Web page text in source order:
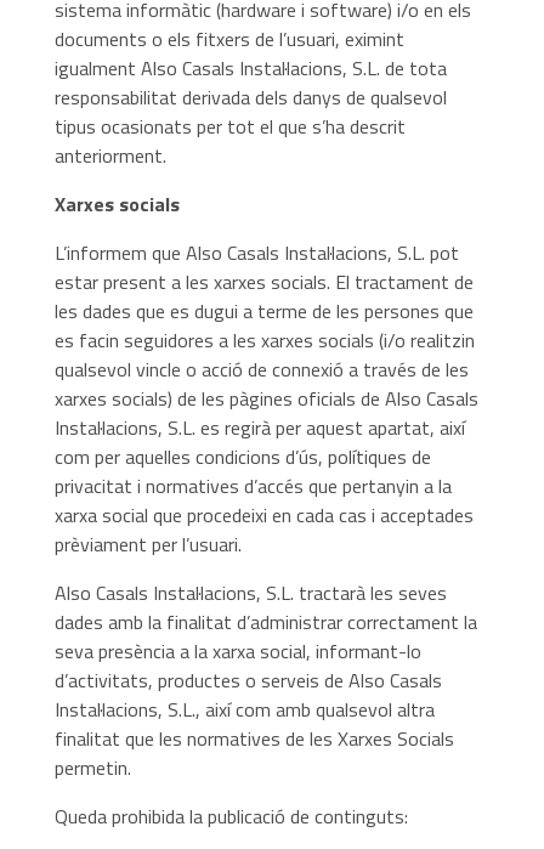
sistema informàtic (hardware i software) i/o en els
documents o els fitxers de l’usuari, eximint
igualment Also Casals Instal·lacions, S.L. de tota
responsabilitat derivada dels danys de qualsevol
tipus ocasionats per tot el que s’ha descrit
anteriorment.
Xarxes socials
L’informem que Also Casals Instal·lacions, S.L. pot
estar present a les xarxes socials. El tractament de
les dades que es dugui a terme de les persones que
es facin seguidores a les xarxes socials (i/o realitzin
qualsevol vincle o acció de connexió a través de les
xarxes socials) de les pàgines oficials de Also Casals
Instal·lacions, S.L. es regirà per aquest apartat, així
com per aquelles condicions d’ús, polítiques de
privacitat i normatives d’accés que pertanyin a la
xarxa social que procedeixi en cada cas i acceptades
prèviament per l’usuari.
Also Casals Instal·lacions, S.L. tractarà les seves
dades amb la finalitat d’administrar correctament la
seva presència a la xarxa social, informant-lo
d’activitats, productes o serveis de Also Casals
Instal·lacions, S.L., així com amb qualsevol altra
finalitat que les normatives de les Xarxes Socials
permetin.
Queda prohibida la publicació de continguts: